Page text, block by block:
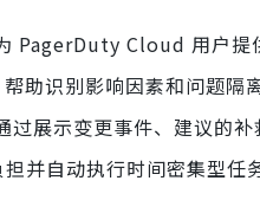
Cloud 用户提
助识别影响因素和问题
展示变更事件、建议的
并自动执行时间密集型任务